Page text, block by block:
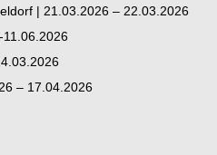
| 21.03.2026 – 22.03.2026
– 17.04.2026